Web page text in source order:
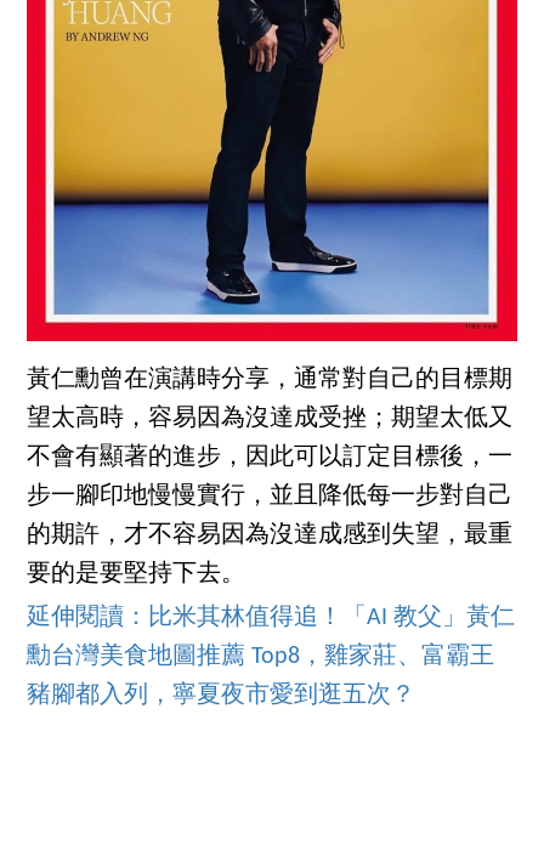
黃仁勳曾在演講時分享，通常對自己的目標期
望太高時，容易因為沒達成受挫；期望太低又
不會有顯著的進步，因此可以訂定目標後，一
步一腳印地慢慢實行，並且降低每一步對自己
的期許，才不容易因為沒達成感到失望，最重
要的是要堅持下去。
延伸閱讀：比米其林值得追！「AI 教父」黃仁
勳台灣美食地圖推薦 Top8，雞家莊、富霸王
豬腳都入列，寧夏夜市愛到逛五次？